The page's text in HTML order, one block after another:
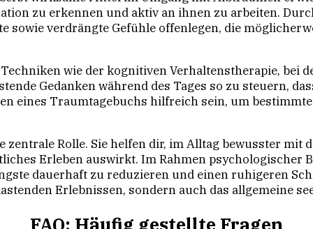
zu erkennen und aktiv an ihnen zu arbeiten.
sowie verdrängte Gefühle offenlegen, die
wie der kognitiven Verhaltenstherapie, bei
Gedanken während des Tages so zu steuern,
eines Traumtagebuchs hilfreich sein, um
zentrale Rolle. Sie helfen dir, im Alltag bewusster mit
Erleben auswirkt. Im Rahmen psychologischer
dauerhaft zu reduzieren und einen ruhigeren
Erlebnissen, sondern auch das allgemeine
FAQ: Häufig gestellte Fragen